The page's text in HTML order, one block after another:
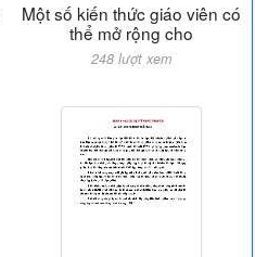
Một số kiến thức giáo viên có
thể mở rộng cho
248 lượt xem